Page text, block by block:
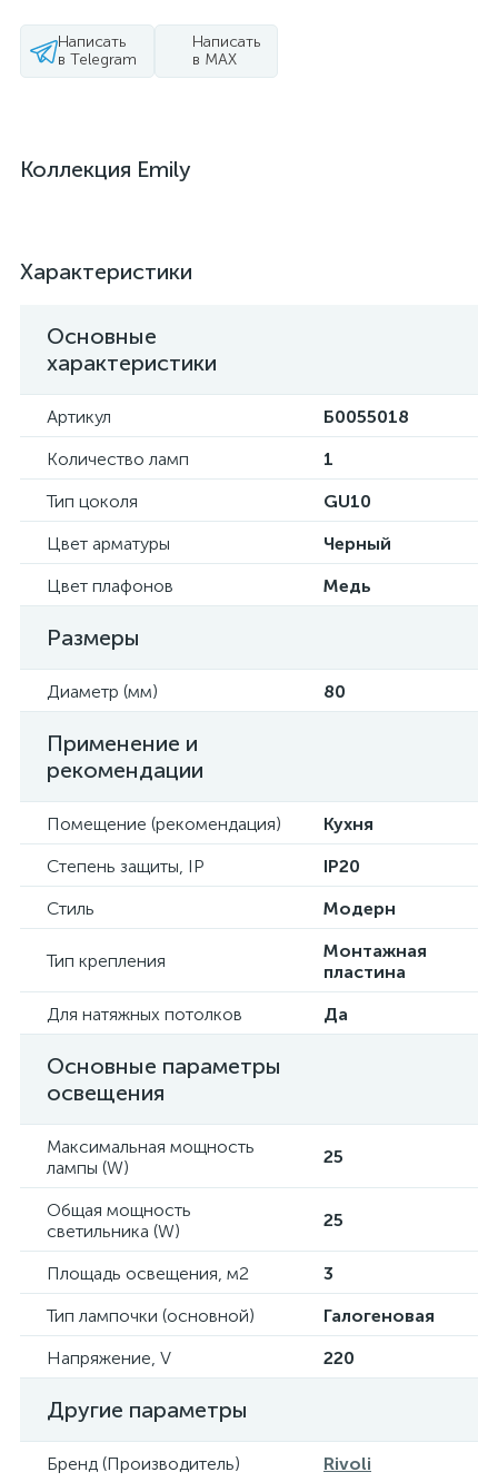
Написать
в Telegram
Написать
в MAX
Коллекция Emily
Характеристики
Основные
характеристики
Артикул
Б0055018
Количество ламп
1
Тип цоколя
GU10
Цвет арматуры
Черный
Цвет плафонов
Медь
Размеры
Диаметр (мм) 80
Применение и
рекомендации
Помещение (рекомендация)
Кухня
Степень защиты, IP
IP20
Стиль
Модерн
Тип крепления
Монтажная
пластина
Для натяжных потолков
Да
Основные параметры
освещения
Максимальная мощность
лампы (W)
25
Общая мощность
светильника (W)
25
Площадь освещения, м2
3
Тип лампочки (основной)
Галогеновая
Напряжение, V
220
Другие параметры
Бренд (Производитель) Rivoli